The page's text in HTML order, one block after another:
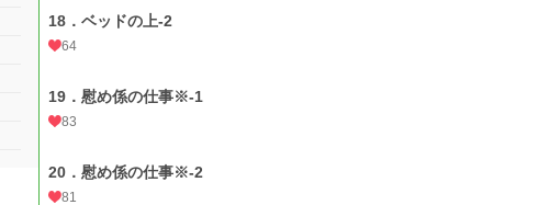
18．ベッドの上-2
64
19．慰め係の仕事※-1
83
20．慰め係の仕事※-2
81